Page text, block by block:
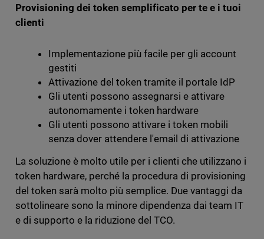
Provisioning dei token semplificato per te e i tuoi
clienti
Implementazione più facile per gli account
gestiti
Attivazione del token tramite il portale IdP
Gli utenti possono assegnarsi e attivare
autonomamente i token hardware
Gli utenti possono attivare i token mobili
senza dover attendere l'email di attivazione
La soluzione è molto utile per i clienti che utilizzano i
token hardware, perché la procedura di provisioning
del token sarà molto più semplice. Due vantaggi da
sottolineare sono la minore dipendenza dai team IT
e di supporto e la riduzione del TCO.